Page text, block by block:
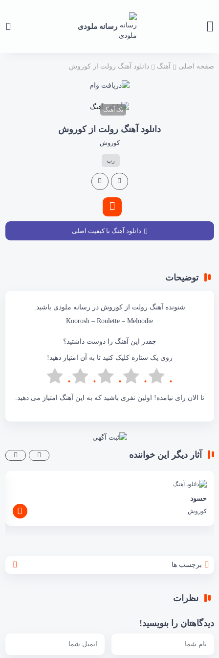
رسانه ملودی
صفحه اصلی آهنگ دانلود آهنگ رولت از کوروش
تک آهنگ
دانلود آهنگ رولت از کوروش
کوروش
رپ
دانلود آهنگ با کیفیت اصلی
توضیحات
شنونده آهنگ رولت از کوروش در رسانه ملودی باشید.
Koorosh – Roulette – Meloodie
چقدر این آهنگ را دوست داشتید؟
روی یک ستاره کلیک کنید تا به آن امتیاز دهید!
تا الان رای نیامده! اولین نفری باشید که به این آهنگ امتیاز می دهید.
آثار دیگر این خواننده
حسود
کوروش
برچسب ها
نظرات
دیدگاهتان را بنویسید!